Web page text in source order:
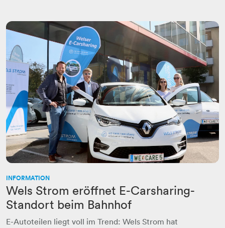
INFORMATION
Wels Strom eröffnet E-Carsharing-
Standort beim Bahnhof
E-Autoteilen liegt voll im Trend: Wels Strom hat